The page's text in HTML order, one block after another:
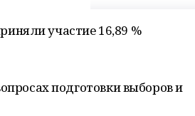
участие 16,89 %
подготовки выборов и